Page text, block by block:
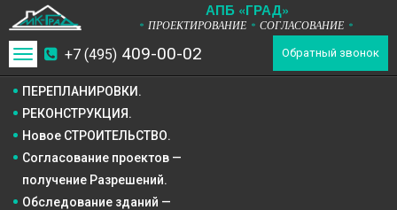
АПБ «ГРАД»
* ПРОЕКТИРОВАНИЕ * СОГЛАСОВАНИЕ *
+7 (495) 409-00-02 Обратный звонок
Toggle
navigation
ПЕРЕПЛАНИРОВКИ.
РЕКОНСТРУКЦИЯ.
Новое СТРОИТЕЛЬСТВО.
Согласование проектов —
получение Разрешений.
Обследование зданий —